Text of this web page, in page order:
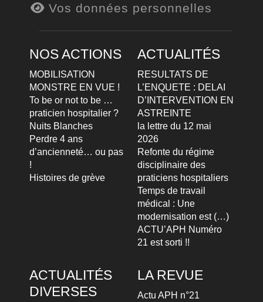
Vos données personnelles
NOS ACTIONS
MOBILISATION
MONSTRE EN VUE !
To be or not to be …
praticien hospitalier ?
Nuits Blanches
Perdre 4 ans
d’ancienneté… ou pas
!
Histoires de grève
ACTUALITÉS
RESULTATS DE
L’ENQUETE : DELAI
D’INTERVENTION EN
ASTREINTE
la lettre du 12 mai
2026
Refonte du régime
disciplinaire des
praticiens hospitaliers
Temps de travail
médical : Une
modernisation est (…)
ACTU’APH Numéro
21 est sorti !!
ACTUALITÉS
DIVERSES
LA REVUE
Actu APH n°21